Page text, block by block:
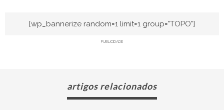
[wp_bannerize random=1 limit=1 group="TOPO"]
PUBLICIDADE
artigos relacionados